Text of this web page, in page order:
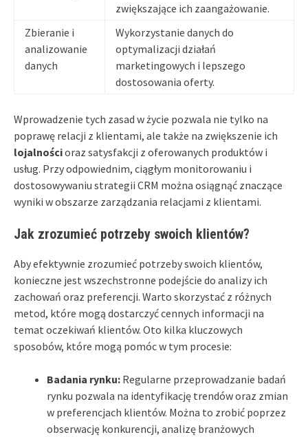
zwiększające ich zaangażowanie.
Zbieranie i
analizowanie
danych
Wykorzystanie danych do
optymalizacji działań
marketingowych i lepszego
dostosowania oferty.
Wprowadzenie tych zasad w życie pozwala nie tylko na
poprawę relacji z klientami, ale także na zwiększenie ich
lojalnościoraz satysfakcji z oferowanych produktów i
usług. Przy odpowiednim, ciągłym monitorowaniu i
dostosowywaniu strategii CRM można osiągnąć znaczące
wyniki w obszarze zarządzania relacjami z klientami.
Jak zrozumieć potrzeby swoich klientów?
Aby efektywnie zrozumieć potrzeby swoich klientów,
konieczne jest wszechstronne podejście do analizy ich
zachowań oraz preferencji. Warto skorzystać z różnych
metod, które mogą dostarczyć cennych informacji na
temat oczekiwań klientów. Oto kilka kluczowych
sposobów, które mogą pomóc w tym procesie:
Badania rynku: Regularne przeprowadzanie badań
rynku pozwala na identyfikację trendów oraz zmian
w preferencjach klientów. Można to zrobić poprzez
obserwację konkurencji, analizę branżowych